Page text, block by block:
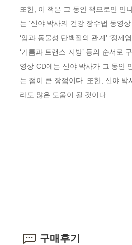
또한, 이 책은 그 동안 책으로만 만
는 ‘신야 박사의 건강 장수법 동영
‘암과 동물성 단백질의 관계’ ‘정제
‘기름과 트랜스 지방’ 등의 순서로
영상 CD에는 신야 박사가 그 동안
는 점이 큰 장점이다. 또한, 신야
라도 많은 도움이 될 것이다.
구매후기